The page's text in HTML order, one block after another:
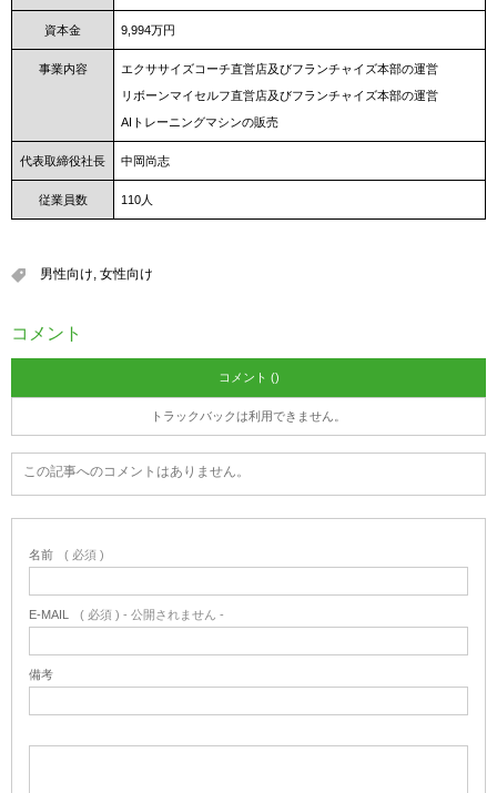
資本金 9,994万円
事業内容
エクササイズコーチ直営店及びフランチャイズ本部の運営
リボーンマイセルフ直営店及びフランチャイズ本部の運営
AIトレーニングマシンの販売
代表取締役社長 中岡尚志
従業員数 110人
男性向け, 女性向け
コメント
コメント ()
トラックバックは利用できません。
この記事へのコメントはありません。
名前 ( 必須 )
E-MAIL ( 必須 ) - 公開されません -
備考